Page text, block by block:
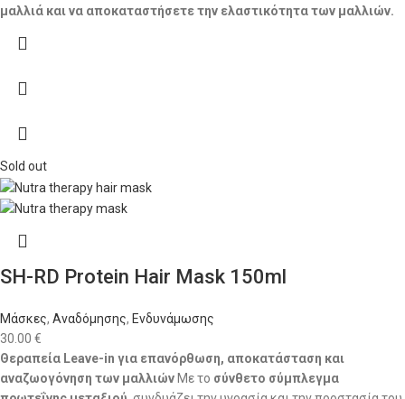
μαλλιά και να αποκαταστήσετε την ελαστικότητα των μαλλιών.
Sold out
SH-RD Protein Hair Mask 150ml
Μάσκες, Αναδόμησης, Ενδυνάμωσης
30.00 €
Θεραπεία Leave-in για επανόρθωση, αποκατάσταση και
αναζωογόνηση των μαλλιών Με το σύνθετο σύμπλεγμα